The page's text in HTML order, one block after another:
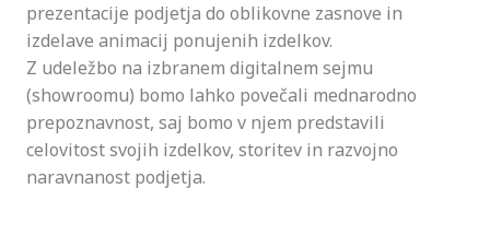
prezentacije podjetja do oblikovne zasnove in
izdelave animacij ponujenih izdelkov.
Z udeležbo na izbranem digitalnem sejmu
(showroomu) bomo lahko povečali mednarodno
prepoznavnost, saj bomo v njem predstavili
celovitost svojih izdelkov, storitev in razvojno
naravnanost podjetja.